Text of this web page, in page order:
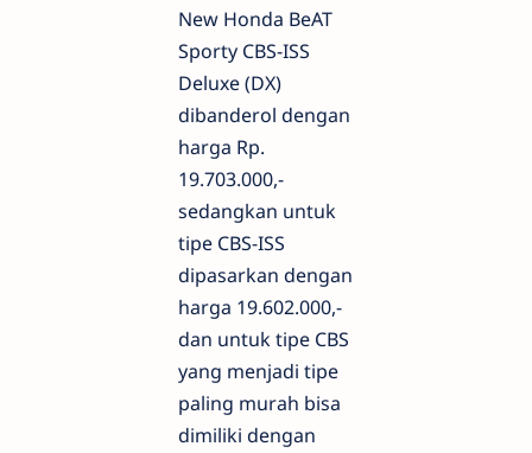
New Honda BeAT
Sporty CBS-ISS
Deluxe (DX)
dibanderol dengan
harga Rp.
19.703.000,-
sedangkan untuk
tipe CBS-ISS
dipasarkan dengan
harga 19.602.000,-
dan untuk tipe CBS
yang menjadi tipe
paling murah bisa
dimiliki dengan